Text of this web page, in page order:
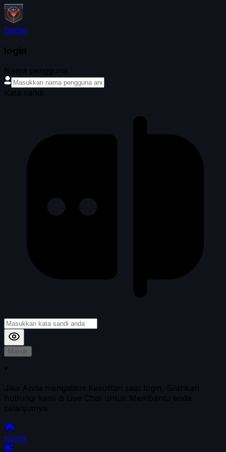
Daftar
login
Nama pengguna
Kata sandi
Masuk
*
Jika Anda mengalami Kesulitan saat login, Silahkan
hubungi kami di Live Chat untuk Membantu anda
selanjutnya
home